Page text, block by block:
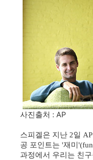
사진출처 : AP
스피겔은 지난 2일 AP
공 포인트는 '재미
과정에서 우리는 친